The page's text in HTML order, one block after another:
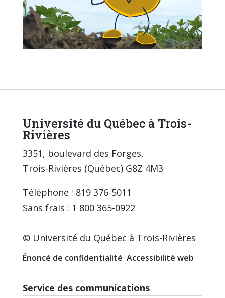
Université du Québec à Trois-
Rivières
3351, boulevard des Forges,
Trois-Rivières (Québec) G8Z 4M3
Téléphone : 819 376-5011
Sans frais : 1 800 365-0922
© Université du Québec à Trois-Rivières
Énoncé de confidentialité Accessibilité web
Service des communications